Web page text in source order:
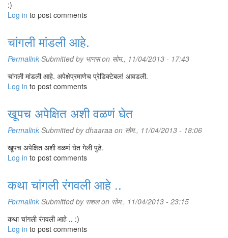
:)
Log in to post comments
चांगली मांडली आहे.
Permalink Submitted by भानसon सोम., 11/04/2013 - 17:43
चांगली मांडली आहे. अपेक्षेप्रमाणेच प्रेडिक्टेबल! आवडली.
Log in to post comments
खूपच अपेक्षित अशी वळणं घेत
Permalink Submitted bydhaaraa on सोम., 11/04/2013 - 18:06
खूपच अपेक्षित अशी वळणं घेत गेली पुढे.
Log in to post comments
कथा चांगली रंगवली आहे ..
Permalink Submitted by सशलon सोम., 11/04/2013 - 23:15
कथा चांगली रंगवली आहे .. :)
Log in to post comments